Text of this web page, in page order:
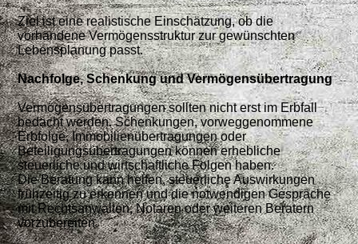
Ziel ist eine realistische Einschätzung, ob die
vorhandene Vermögensstruktur zur gewünschten
Lebensplanung passt.
Nachfolge, Schenkung und Vermögensübertragung
Vermögensübertragungen sollten nicht erst im Erbfall
bedacht werden. Schenkungen, vorweggenommene
Erbfolge, Immobilienübertragungen oder
Beteiligungsübertragungen können erhebliche
steuerliche und wirtschaftliche Folgen haben.
Die Beratung kann helfen, steuerliche Auswirkungen
frühzeitig zu erkennen und die notwendigen Gespräche
mit Rechtsanwälten, Notaren oder weiteren Beratern
vorzubereiten.